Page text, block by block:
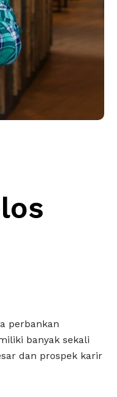
perbankan
banyak sekali
dan prospek karir